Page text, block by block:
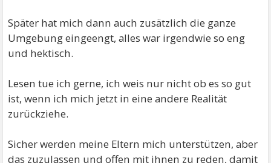
Später hat mich dann auch zusätzlich die ganze
Umgebung eingeengt, alles war irgendwie so eng
und hektisch.
Lesen tue ich gerne, ich weis nur nicht ob es so gut
ist, wenn ich mich jetzt in eine andere Realität
zurückziehe.
Sicher werden meine Eltern mich unterstützen, aber
das zuzulassen und offen mit ihnen zu reden, damit